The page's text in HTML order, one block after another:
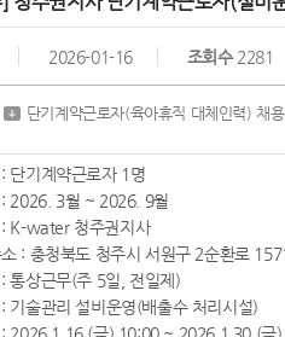
2026-01-16 조회수2281
단기계약근로자(육아휴직 대체인력) 채
단기계약근로자 1명
2026. 3월 ~ 2026. 9월
K-water 청주권지사
: 충청북도 청주시 서원구 2순환로
통상근무(주 5일, 전일제)
기술관리 설비운영(배출수 처리시설)